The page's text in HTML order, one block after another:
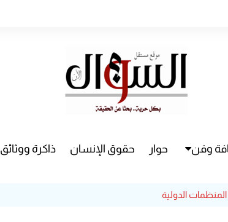
وفن حوار حقوق الإنسان ذاكرة ووثائق
المنظمات الدولية